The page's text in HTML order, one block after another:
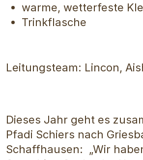
warme, wetterfeste
Trinkflasche
Leitungsteam: Lincon,
Dieses Jahr geht es
Pfadi Schiers nach
Schaffhausen: „Wir